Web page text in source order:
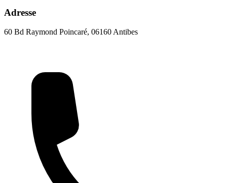
Adresse
60 Bd Raymond Poincaré, 06160 Antibes